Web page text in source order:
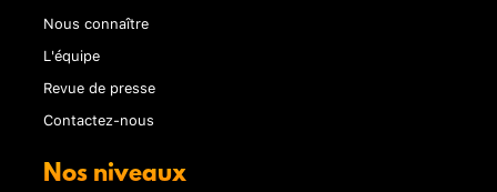
Nous connaître
L'équipe
Revue de presse
Contactez-nous
Nos niveaux